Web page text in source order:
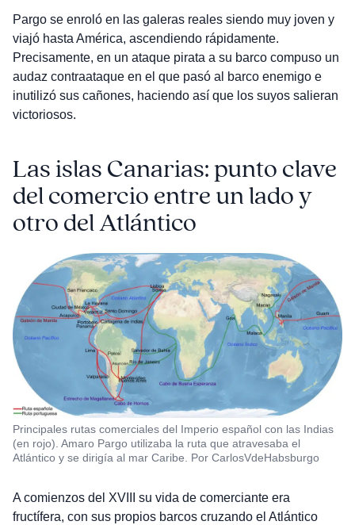
Pargo se enroló en las galeras reales siendo muy joven y
viajó hasta América, ascendiendo rápidamente.
Precisamente, en un ataque pirata a su barco compuso un
audaz contraataque en el que pasó al barco enemigo e
inutilizó sus cañones, haciendo así que los suyos salieran
victoriosos.
Las islas Canarias: punto clave
del comercio entre un lado y
otro del Atlántico
Principales rutas comerciales del Imperio español con las Indias
(en rojo). Amaro Pargo utilizaba la ruta que atravesaba el
Atlántico y se dirigía al mar Caribe. Por CarlosVdeHabsburgo
A comienzos del XVIII su vida de comerciante era
fructífera, con sus propios barcos cruzando el Atlántico